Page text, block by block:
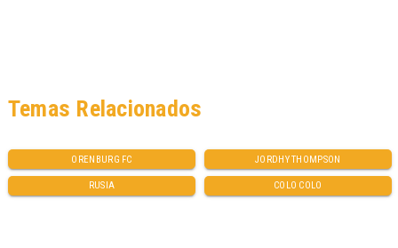
ORENBURG FC JORDHY THOMPSON
RUSIA COLO COLO
Temas Relacionados